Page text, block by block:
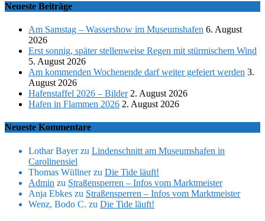
Neueste Beiträge
Am Samstag – Wassershow im Museumshafen 6. August
2026
Erst sonnig, später stellenweise Regen mit stürmischem Wind
5. August 2026
Am kommenden Wochenende darf weiter gefeiert werden 3.
August 2026
Hafenstaffel 2026 – Bilder 2. August 2026
Hafen in Flammen 2026 2. August 2026
Neueste Kommentare
Lothar Bayerzu Lindenschnitt am Museumshafen in
Carolinensiel
Thomas Wüllnerzu Die Tide läuft!
Admin zu Straßensperren – Infos vom Marktmeister
Anja Ebkes zu Straßensperren – Infos vom Marktmeister
Wenz, Bodo C. zu Die Tide läuft!